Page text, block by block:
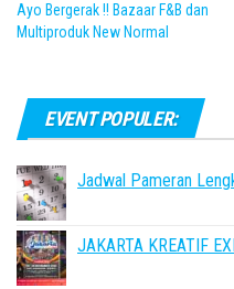
Ayo Bergerak !! Bazaar F&B dan
Multiproduk New Normal
EVENT POPULER:
Jadwal Pameran
JAKARTA KREATIF